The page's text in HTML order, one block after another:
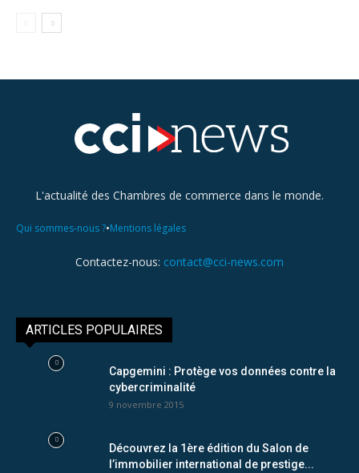
L'actualité des Chambres de commerce dans le monde.
Qui sommes-nous ?•Mentions légales
Contactez-nous: contact@cci-news.com
ARTICLES POPULAIRES
Capgemini : Protège vos données contre la
cybercriminalité
9 novembre 2015
Découvrez la 1ère édition du Salon de
l’immobilier international de prestige...